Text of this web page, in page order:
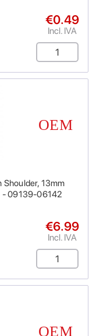
€0.49
Incl. IVA
Shoulder, 13mm
- 09139-06142
€6.99
Incl. IVA